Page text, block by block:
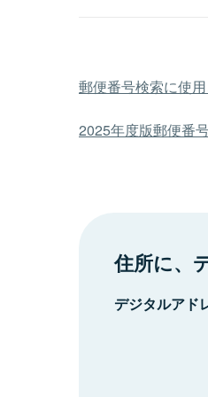
郵便番号検索に使
2025年度版郵便番
住所に、
デジタルアド